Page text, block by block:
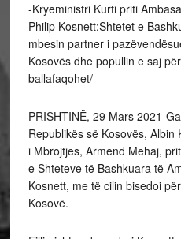
-Kryeministri Kurti priti
Philip Kosnett:Shtetet e
mbesin partner i
Kosovës dhe popullin e saj
ballafaqohet/
PRISHTINË, 29 Mars 2021-
Republikës së Kosovës,
i Mbrojtjes, Armend Mehaj,
e Shteteve të Bashkuara të
Kosnett, me të cilin bisedoi
Kosovë.